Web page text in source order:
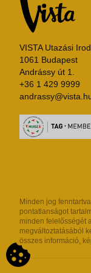
VISTA Utazási
1061 Budapest
Andrássy út 1.
+36 1 429 9999
Minden jog
pontatlanságot
minden felelősségét
megváltoztatásából
összes információ,